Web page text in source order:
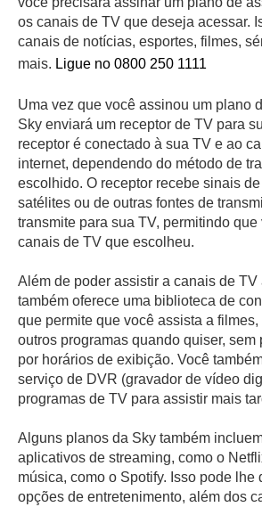
os canais de TV que deseja acessar.
canais de notícias, esportes, filmes,
mais. Ligue no 0800 250 1111
Uma vez que você assinou um plano
Sky enviará um receptor de TV para
receptor é conectado à sua TV e ao
internet, dependendo do método de
escolhido. O receptor recebe sinais
satélites ou de outras fontes de
transmite para sua TV, permitindo
canais de TV que escolheu.
Além de poder assistir a canais de TV
também oferece uma biblioteca de
que permite que você assista a
outros programas quando quiser, sem
por horários de exibição. Você
serviço de DVR (gravador de vídeo
programas de TV para assistir mais
Alguns planos da Sky também
aplicativos de streaming, como o
música, como o Spotify. Isso pode lhe
opções de entretenimento, além dos